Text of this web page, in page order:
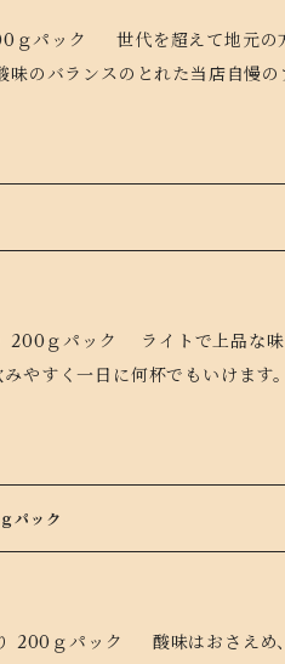
リにひとっとび。
=デ=プレでコーヒータイムをお
地元の方に愛され
のバランスのとれた当店自慢の
で上品な味わい。 軽
やすく一日に何杯でもいけます
パック
おさえめ、軽い苦味